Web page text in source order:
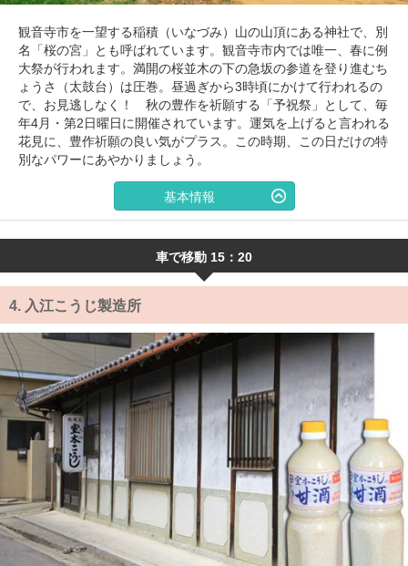
観音寺市を一望する稲積（いなづみ）山の山頂にある神社で、別
名「桜の宮」とも呼ばれています。観音寺市内では唯一、春に例
大祭が行われます。満開の桜並木の下の急坂の参道を登り進むち
ょうさ（太鼓台）は圧巻。昼過ぎから3時頃にかけて行われるの
で、お見逃しなく！ 秋の豊作を祈願する「予祝祭」として、毎
年4月・第2日曜日に開催されています。運気を上げると言われる
花見に、豊作祈願の良い気がプラス。この時期、この日だけの特
別なパワーにあやかりましょう。
基本情報
車で移動 15：20
4. 入江こうじ製造所